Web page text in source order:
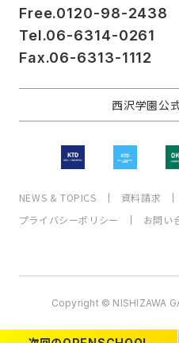
Free.0120-98-2438
Tel.06-6314-0261
Fax.06-6313-1112
西沢学園公
NEWS & TOPICS 資料請求
プライバシーポリシー
お問い
Copyright © NISHIZAWA